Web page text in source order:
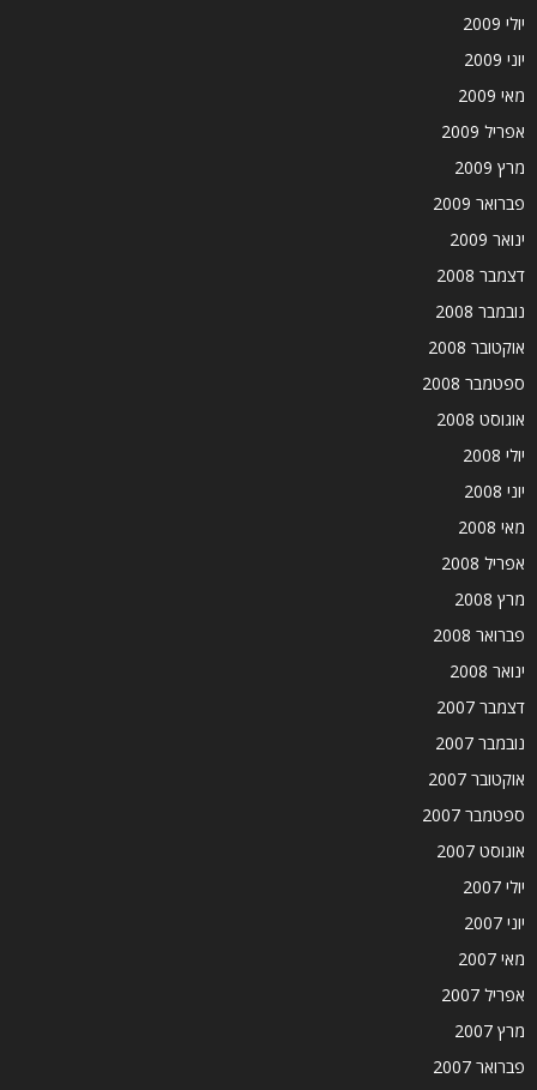
יולי 2009
יוני 2009
מאי 2009
אפריל 2009
מרץ 2009
פברואר 2009
ינואר 2009
דצמבר 2008
נובמבר 2008
אוקטובר 2008
ספטמבר 2008
אוגוסט 2008
יולי 2008
יוני 2008
מאי 2008
אפריל 2008
מרץ 2008
פברואר 2008
ינואר 2008
דצמבר 2007
נובמבר 2007
אוקטובר 2007
ספטמבר 2007
אוגוסט 2007
יולי 2007
יוני 2007
מאי 2007
אפריל 2007
מרץ 2007
פברואר 2007